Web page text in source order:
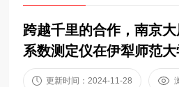
跨越千里的合作，南京
系数测定仪在伊犁师范
更新时间：2024-11-28